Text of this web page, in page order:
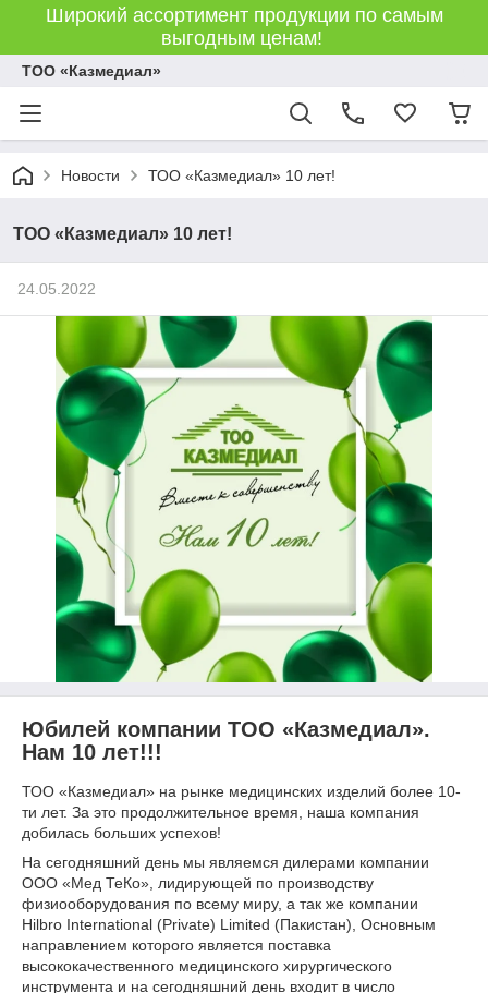
Широкий ассортимент продукции по самым
выгодным ценам!
ТОО «Казмедиал»
Новости ТОО «Казмедиал» 10 лет!
ТОО «Казмедиал» 10 лет!
24.05.2022
Юбилей компании ТОО «Казмедиал».
Нам 10 лет!!!
ТОО «Казмедиал» на рынке медицинских изделий более 10-
ти лет. За это продолжительное время, наша компания
добилась больших успехов!
На сегодняшний день мы являемся дилерами компании
ООО «Мед ТеКо», лидирующей по производству
физиооборудования по всему миру, а так же компании
Hilbro International (Private) Limited (Пакистан), Основным
направлением которого является поставка
высококачественного медицинского хирургического
инструмента и на сегодняшний день входит в число